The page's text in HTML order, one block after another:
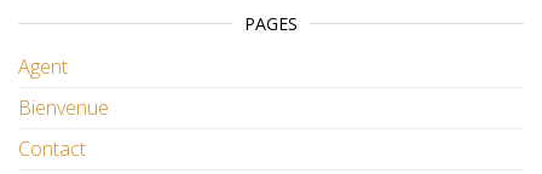
PAGES
Agent
Bienvenue
Contact